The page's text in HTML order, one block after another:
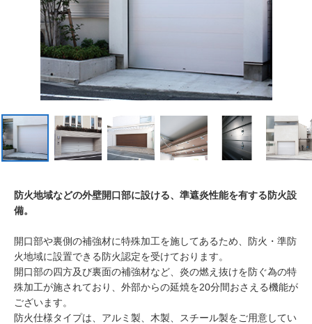
防火地域などの外壁開口部に設ける、準遮炎性能を有する防火設
備。
開口部や裏側の補強材に特殊加工を施してあるため、防火・準防
火地域に設置できる防火認定を受けております。
開口部の四方及び裏面の補強材など、炎の燃え抜けを防ぐ為の特
殊加工が施されており、外部からの延焼を20分間おさえる機能が
ございます。
防火仕様タイプは、アルミ製、木製、スチール製をご用意してい